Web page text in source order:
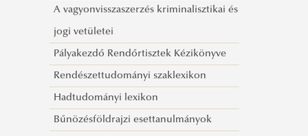
kapcsolatban
NYERŐ HELYZETBEN Világvége kontra
tudomány
Kapitulál a jogrend?
Az európai kultúrkör és az iszlám A
KÖVETENDŐ(?) ÚT
A vagyonvisszaszerzés kriminalisztikai és
jogi vetületei
Pályakezdő Rendőrtisztek Kézikönyve
Rendészettudományi szaklexikon
Hadtudományi lexikon
Bűnözésföldrajzi esettanulmányok